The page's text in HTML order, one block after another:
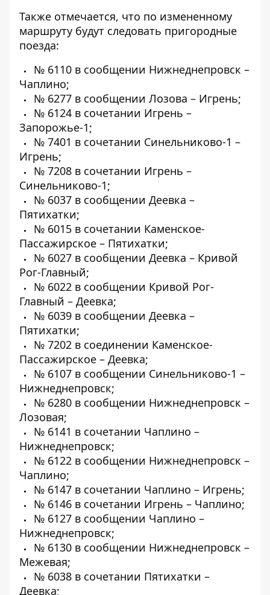
Также отмечается, что по измененному
маршруту будут следовать пригородные
поезда:
№ 6110 в сообщении Нижнеднепровск –
Чаплино;
№ 6277 в сообщении Лозова – Игрень;
№ 6124 в сочетании Игрень –
Запорожье-1;
№ 7401 в сочетании Синельниково-1 –
Игрень;
№ 7208 в сочетании Игрень –
Синельниково-1;
№ 6037 в сообщении Деевка –
Пятихатки;
№ 6015 в сочетании Каменское-
Пассажирское – Пятихатки;
№ 6027 в сообщении Деевка – Кривой
Рог-Главный;
№ 6022 в сообщении Кривой Рог-
Главный – Деевка;
№ 6039 в сообщении Деевка –
Пятихатки;
№ 7202 в соединении Каменское-
Пассажирское – Деевка;
№ 6107 в сообщении Синельниково-1 –
Нижнеднепровск;
№ 6280 в сообщении Нижнеднепровск –
Лозовая;
№ 6141 в сочетании Чаплино –
Нижнеднепровск;
№ 6122 в сообщении Нижнеднепровск –
Чаплино;
№ 6147 в сочетании Чаплино – Игрень;
№ 6146 в сочетании Игрень – Чаплино;
№ 6127 в сообщении Чаплино –
Нижнеднепровск;
№ 6130 в сообщении Нижнеднепровск –
Межевая;
№ 6038 в сочетании Пятихатки –
Деевка;